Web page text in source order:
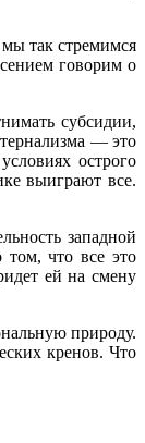
так стремимся
говорим о
субсидии,
— это
острого
выиграют все.
западной
том, что все это
ей на смену
природу.
кренов. Что